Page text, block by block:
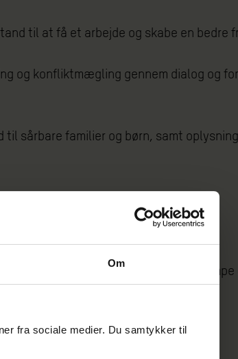
Om
fra sociale medier. Du samtykker til
til at få et arbejde og skabe en bedre
og konfliktmægling gennem dialog og
sårbare familier og børn, samt
er uddannelse nøglen til at bekæmpe
teater.